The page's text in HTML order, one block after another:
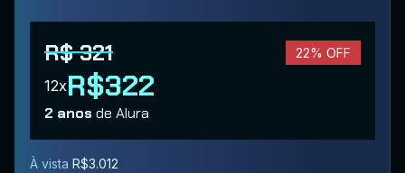
R$ 321 22% OFF
12xR$322
2 anosde Alura
À vista R$3.012